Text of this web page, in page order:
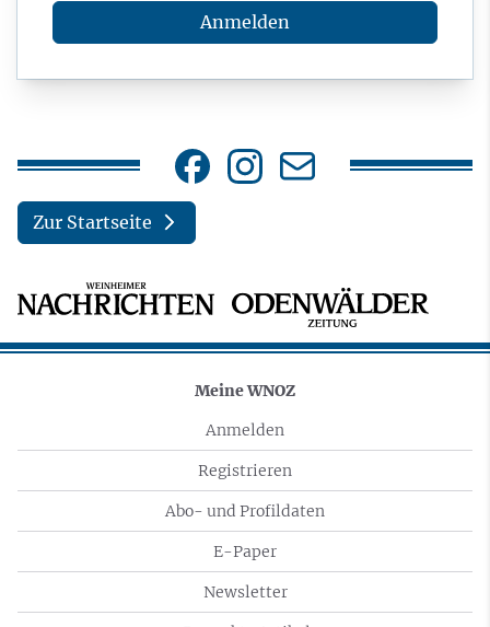
Anmelden
Zur Startseite
Meine WNOZ
Anmelden
Registrieren
Abo- und Profildaten
E-Paper
Newsletter